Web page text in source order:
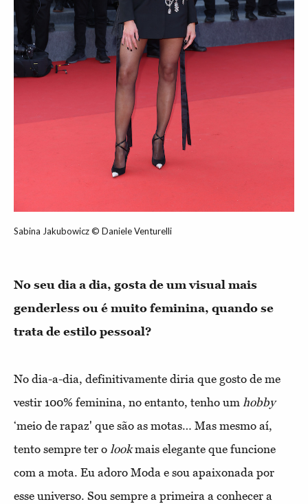
Sabina Jakubowicz © Daniele Venturelli
No seu dia a dia, gosta de um visual mais
genderless ou é muito feminina, quando se
trata de estilo pessoal?
No dia-a-dia, definitivamente diria que gosto de me
vestir 100% feminina, no entanto, tenho um hobby
‘meio de rapaz' que são as motas… Mas mesmo aí,
tento sempre ter o lookmais elegante que funcione
com a mota. Eu adoro Moda e sou apaixonada por
esse universo. Sou sempre a primeira a conhecer a